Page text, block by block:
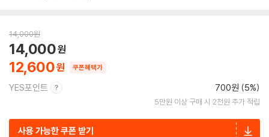
14,000원
12,600
14,000
쿠폰혜택가
YES포인트 700원 (5%)
5만원 이상 구매 시 2천원 추가 적립
사용 가능한 쿠폰 받기